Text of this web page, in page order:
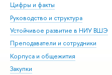
Цифры и факты
Руководство и структура
Устойчивое развитие в НИУ ВШЭ
Преподаватели и сотрудники
Корпуса и общежития
Закупки